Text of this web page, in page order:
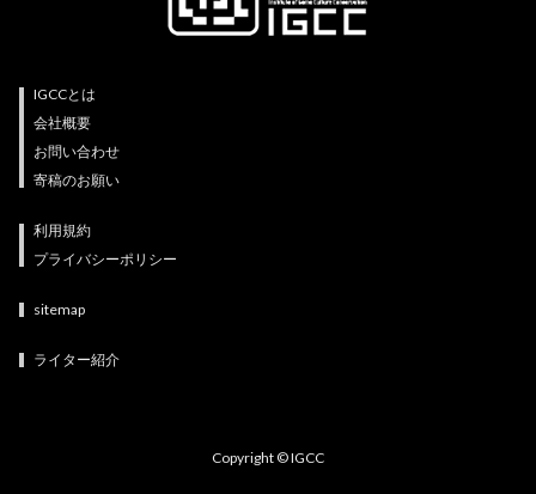
IGCCとは
会社概要
お問い合わせ
寄稿のお願い
利用規約
プライバシーポリシー
sitemap
ライター紹介
Copyright © IGCC